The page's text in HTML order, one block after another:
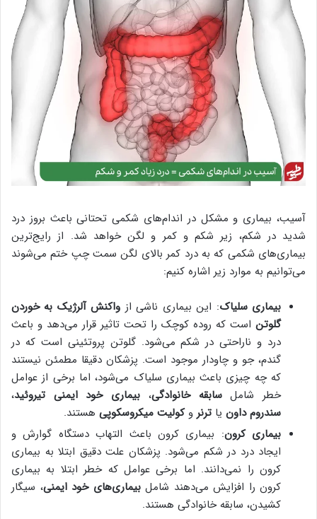
آسیب، بیماری و مشکل در اندام‌های شکمی تحتانی باعث بروز درد
شدید در شکم، زیر شکم و کمر و لگن خواهد شد. از رایج‌ترین
بیماری‌های شکمی که به درد کمر بالای لگن سمت چپ ختم می‌شوند
می‌توانیم به موارد زیر اشاره کنیم:
بیماری سلیاک: این بیماری ناشی از واکنش آلرژیک به خوردن
گلوتن است که روده کوچک را تحت تاثیر قرار می‌دهد و باعث
درد و ناراحتی در شکم می‌شود. گلوتن پروتئینی است که در
گندم، جو و چاودار موجود است. پزشکان دقیقا مطمئن نیستند
که چه چیزی باعث بیماری سلیاک می‌شود، اما برخی از عوامل
خطر شاملسابقه خانوادگی، بیماری خود ایمنی تیروئید،
سندروم داون یا ترنر وکولیت میکروسکوپی هستند.
بیماری کرون: بیماری کرون باعث التهاب دستگاه گوارش و
ایجاد درد در شکم می‌شود. پزشکان علت دقیق ابتلا به بیماری
کرون را نمی‌دانند. اما برخی عوامل که خطر ابتلا به بیماری
کرون را افزایش می‌دهند شاملبیماری‌های خود ایمنی، سیگار
کشیدن، سابقه خانوادگی هستند.